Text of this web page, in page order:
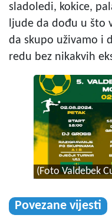
sladoledi, kokice,
ljude da dođu u što
da skupo uživamo i
redu bez nikakvih
(Foto Valdebek
Povezane vijesti